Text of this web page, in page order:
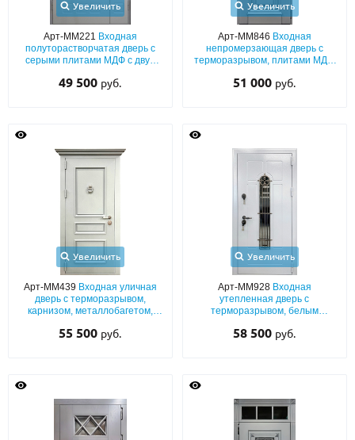
Увеличить
Арт-ММ221 Входная
полуторастворчатая дверь с
серыми плитами МДФ с двух
49 500 руб.
Увеличить
Арт-ММ846 Входная
непромерзающая дверь с
терморазрывом, плитами МДФ
багетным раскладом и кнокером
51 000 руб.
Увеличить
Арт-ММ439 Входная уличная
дверь с терморазрывом,
карнизом, металлобагетом,
напылением
55 500 руб.
Увеличить
Арт-ММ928 Входная
утепленная дверь с
терморазрывом, белым
выдавленным рисунком,
58 500 руб.